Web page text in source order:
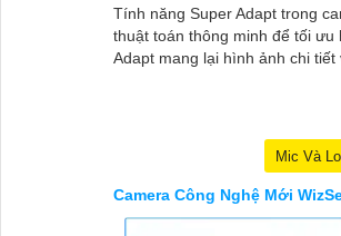
Tính năng Super Adapt trong
thuật toán thông minh để tối
Adapt mang lại hình ảnh chi tiết
Mic Và
Camera Công Nghệ Mới